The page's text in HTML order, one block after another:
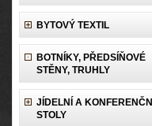
BYTOVÝ TEXTIL
BOTNÍKY, PŘEDSÍŇOVÉ
STĚNY, TRUHLY
JÍDELNÍ A KONFERENČNÍ
STOLY